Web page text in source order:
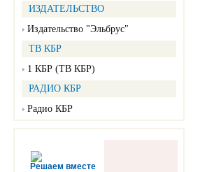
ИЗДАТЕЛЬСТВО
Издательство "Эльбрус"
ТВ КБР
1 КБР (ТВ КБР)
РАДИО КБР
Радио КБР
Решаем вместе